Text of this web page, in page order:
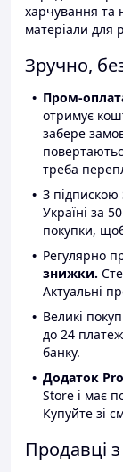
харчування та
матеріали для
Зручно,
Пром-
отримує
забере
треба
З
Україні за
покупки,
Регулярно
знижки.
Актуальні
Великі
до 24
банку.
Додаток
Store і має
Купуйте зі
Продавці з